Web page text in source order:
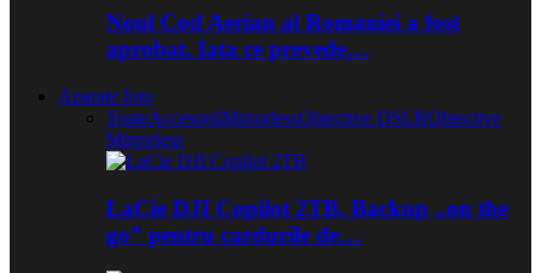
Noul Cod Aerian al Romaniei a fost
aprobat. Iata ce prevede…
Aparate foto
ToateAccesoriiMirrorlessObiective DSLRObiective
Mirrorless
LaCie DJI Copilot 2TB. Backup „on the
go” pentru cardurile de…